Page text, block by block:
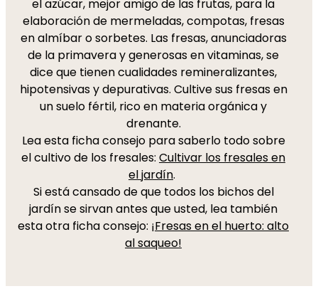
el azúcar, mejor amigo de las frutas, para la
elaboración de mermeladas, compotas, fresas
en almíbar o sorbetes. Las fresas, anunciadoras
de la primavera y generosas en vitaminas, se
dice que tienen cualidades remineralizantes,
hipotensivas y depurativas. Cultive sus fresas en
un suelo fértil, rico en materia orgánica y
drenante.
Lea esta ficha consejo para saberlo todo sobre
el cultivo de los fresales: Cultivar los fresales en
el jardín.
Si está cansado de que todos los bichos del
jardín se sirvan antes que usted, lea también
esta otra ficha consejo: ¡Fresas en el huerto: alto
al saqueo!